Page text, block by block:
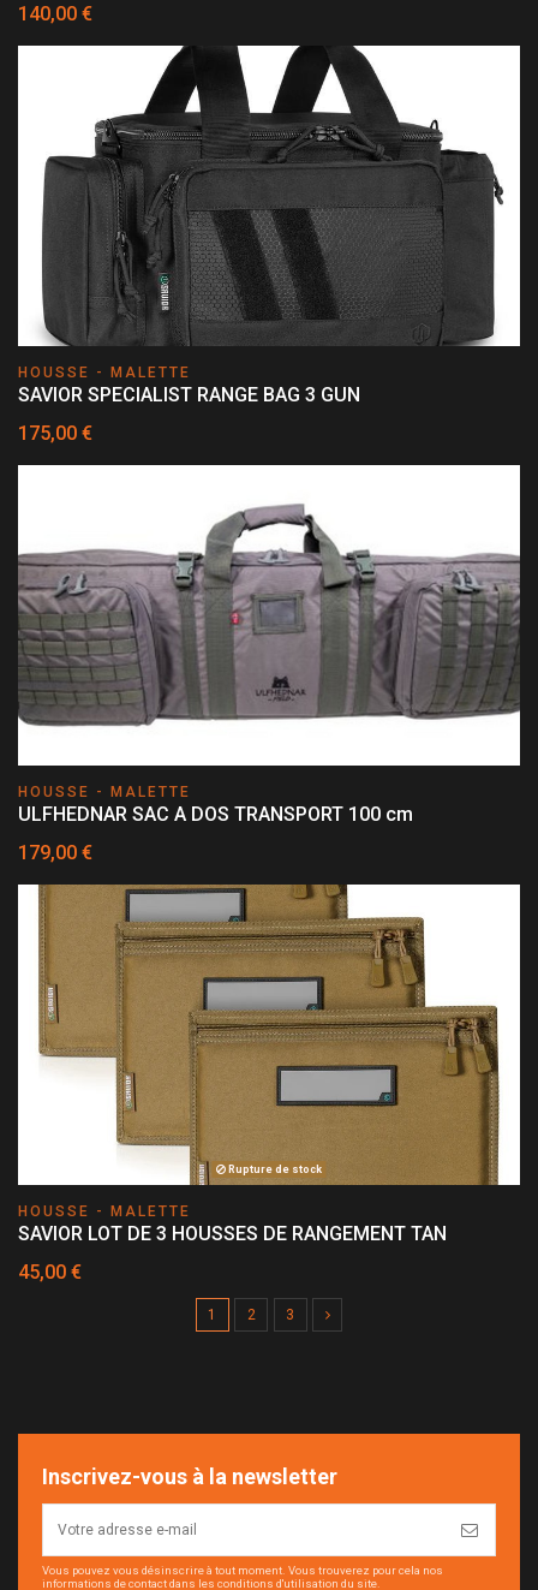
140,00 €
HOUSSE - MALETTE
SAVIOR SPECIALIST RANGE BAG 3 GUN
175,00 €
HOUSSE - MALETTE
ULFHEDNAR SAC A DOS TRANSPORT 100 cm
179,00 €
Rupture de stock
HOUSSE - MALETTE
SAVIOR LOT DE 3 HOUSSES DE RANGEMENT TAN
45,00 €
1 2 3
Inscrivez-vous à la newsletter
Vous pouvez vous désinscrire à tout moment. Vous trouverez pour cela nos
informations de contact dans les conditions d'utilisation du site.